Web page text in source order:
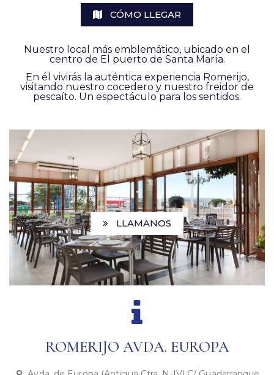
CÓMO LLEGAR
Nuestro local más emblemático, ubicado en el
centro de El puerto de Santa María.
En él vivirás la auténtica experiencia Romerijo,
visitando nuestro cocedero y nuestro freidor de
pescaíto. Un espectáculo para los sentidos.
ROMERIJO AVDA. EUROPA
.
LLAMANOS